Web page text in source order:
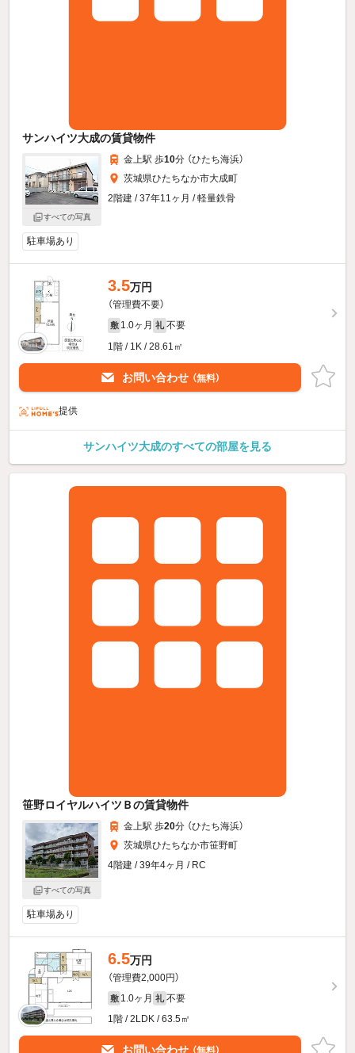
サンハイツ大成の賃貸物件
すべての写真
金上駅 歩10分 （ひたち海浜）
茨城県ひたちなか市大成町
2階建 / 37年11ヶ月 / 軽量鉄骨
駐車場あり
3.5万円
（管理費不要）
敷 1.0ヶ月 礼 不要
1階 / 1K / 28.61㎡
お問い合わせ （無料）
提供
サンハイツ大成のすべての部屋を見る
笹野ロイヤルハイツＢの賃貸物件
すべての写真
金上駅 歩20分 （ひたち海浜）
茨城県ひたちなか市笹野町
4階建 / 39年4ヶ月 / RC
駐車場あり
6.5万円
（管理費2,000円）
敷 1.0ヶ月 礼 不要
1階 / 2LDK / 63.5㎡
お問い合わせ